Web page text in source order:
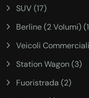
SUV (17)
Berline (2 Volumi)
Veicoli
Station Wagon (3)
Fuoristrada (2)